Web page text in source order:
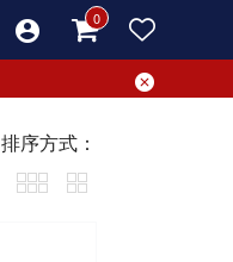
排序方式：